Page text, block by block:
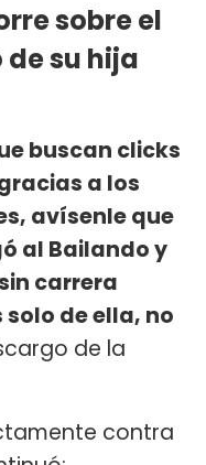
sobre el
su hija
buscan clicks
a los
avísenle que
al Bailando y
carrera
solo de ella, no
de la
contra